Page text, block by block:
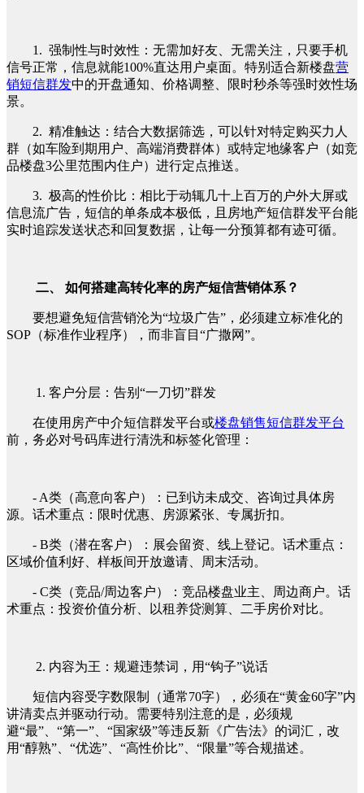
1. 强制性与时效性：无需加好友、无需关注，只要手机
信号正常，信息就能100%直达用户桌面。特别适合新楼盘营
销短信群发中的开盘通知、价格调整、限时秒杀等强时效性场
景。
2. 精准触达：结合大数据筛选，可以针对特定购买力人
群（如车险到期用户、高端消费群体）或特定地缘客户（如竞
品楼盘3公里范围内住户）进行定点推送。
3. 极高的性价比：相比于动辄几十上百万的户外大屏或
信息流广告，短信的单条成本极低，且房地产短信群发平台能
实时追踪发送状态和回复数据，让每一分预算都有迹可循。
二、 如何搭建高转化率的房产短信营销体系？
要想避免短信营销沦为“垃圾广告”，必须建立标准化的
SOP（标准作业程序），而非盲目“广撒网”。
1. 客户分层：告别“一刀切”群发
在使用房产中介短信群发平台或楼盘销售短信群发平台
前，务必对号码库进行清洗和标签化管理：
- A类（高意向客户）：已到访未成交、咨询过具体房
源。话术重点：限时优惠、房源紧张、专属折扣。
- B类（潜在客户）：展会留资、线上登记。话术重点：
区域价值利好、样板间开放邀请、周末活动。
- C类（竞品/周边客户）：竞品楼盘业主、周边商户。话
术重点：投资价值分析、以租养贷测算、二手房价对比。
2. 内容为王：规避违禁词，用“钩子”说话
短信内容受字数限制（通常70字），必须在“黄金60字”内
讲清卖点并驱动行动。需要特别注意的是，必须规
避“最”、“第一”、“国家级”等违反新《广告法》的词汇，改
用“醇熟”、“优选”、“高性价比”、“限量”等合规描述。